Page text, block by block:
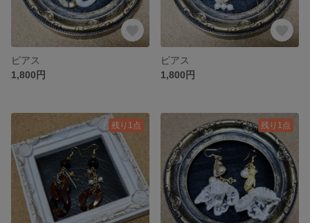
ピアス
1,800円
ピアス
1,800円
残り1点 残り1点